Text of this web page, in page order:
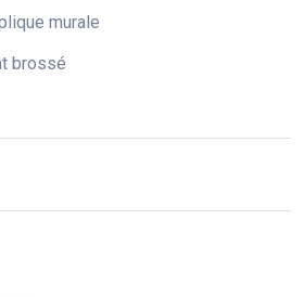
murale
brossé